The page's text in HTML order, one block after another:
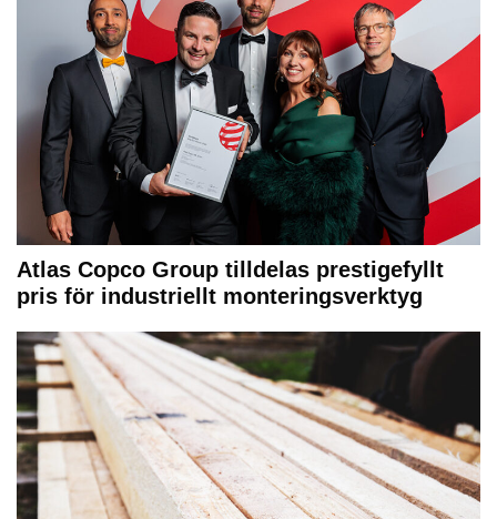
Atlas Copco Group tilldelas prestigefyllt
pris för industriellt monteringsverktyg